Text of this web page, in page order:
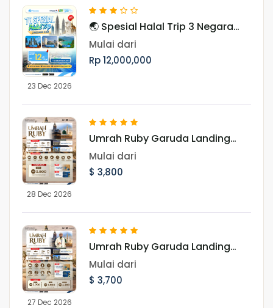
23 Dec 2026
🌏 Spesial Halal Trip 3 Negara
Asia Periode Libur Akhir Tahun
Mulai dari
Rp 12,000,000
28 Dec 2026
Umrah Ruby Garuda Landing
Jeddah 28 Desember 2026
Mulai dari
$ 3,800
27 Dec 2026
Umrah Ruby Garuda Landing
Jeddah 27 Desember 2026
Mulai dari
$ 3,700